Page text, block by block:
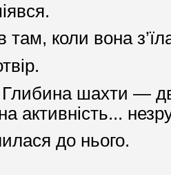
коли вона
шахти —
активність...
до нього.